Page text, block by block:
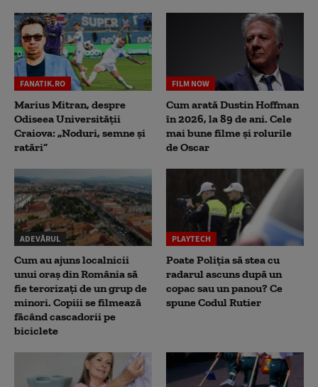
FANATIK.RO
Marius Mitran, despre
Odiseea Universității
Craiova: „Noduri, semne și
ratări”
FILM NOW
Cum arată Dustin Hoffman
în 2026, la 89 de ani. Cele
mai bune filme și rolurile
de Oscar
ADEVĂRUL
Cum au ajuns localnicii
unui oraș din România să
fie terorizați de un grup de
minori. Copiii se filmează
făcând cascadorii pe
biciclete
PLAYTECH
Poate Poliția să stea cu
radarul ascuns după un
copac sau un panou? Ce
spune Codul Rutier